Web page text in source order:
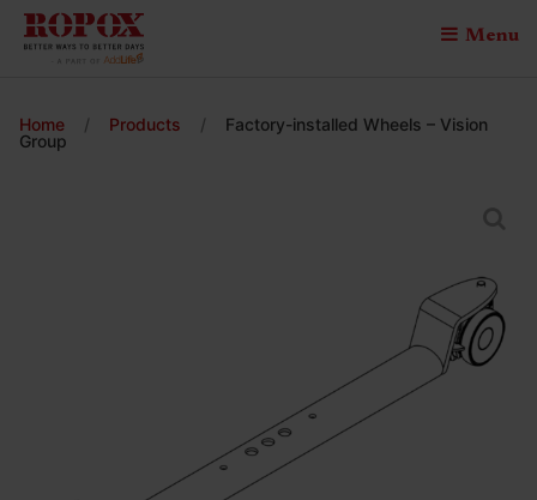
Menu
Home / Products /
Factory-installed Wheels – Vision
Group